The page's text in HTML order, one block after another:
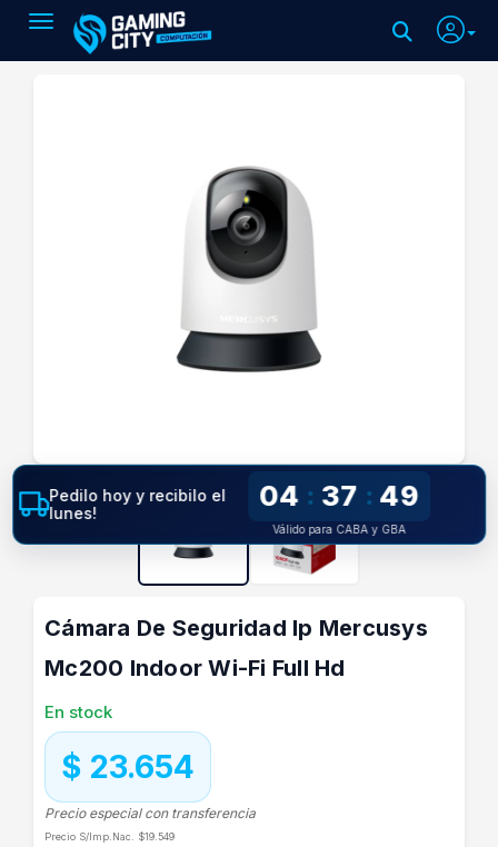
Toggle navigation
Cámara De Seguridad Ip Mercusys
Mc200 Indoor Wi-Fi Full Hd
En stock
$ 23.654
Precio especial con transferencia
Precio S/Imp.Nac. $19.549
Pedilo hoy y recibilo el
lunes!
04 : 37 : 49
Válido para CABA y GBA